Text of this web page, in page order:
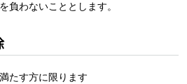
負わないこととします。
たす方に限ります